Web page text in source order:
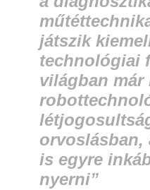
játszik
technológiai
világban már
orvoslásban,
is egyre
nyerni”